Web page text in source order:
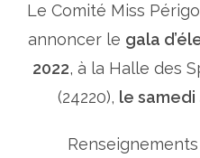
Le Comité Miss
annoncer le gala
2022, à la Halle des
(24220), le samedi